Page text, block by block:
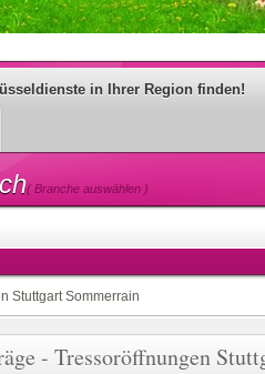
in Ihrer Region finden!
( Branche auswählen )
Stuttgart Sommerrain
- Tressoröffnungen